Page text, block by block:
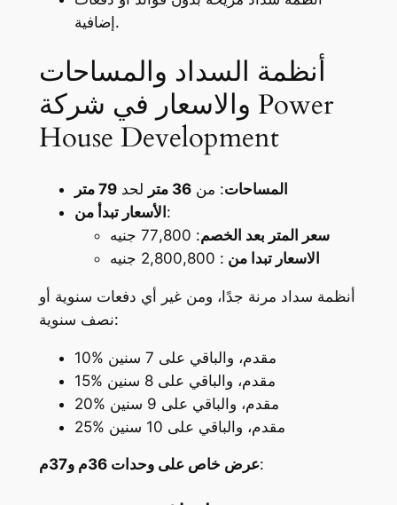
إضافية.
أنظمة السداد والمساحات
والاسعار في شركة Power
House Development
المساحات: من36 متر لحد79 متر
الأسعار تبدأ من:
سعر المتر بعد الخصم: 77,800 جنيه
الاسعار تبدا من : 2,800,800 جنيه
أنظمة سداد مرنة جدًا، ومن غير أي دفعات سنوية أو
نصف سنوية:
10% مقدم، والباقي على 7 سنين
15% مقدم، والباقي على 8 سنين
20% مقدم، والباقي على 9 سنين
25% مقدم، والباقي على 10 سنين
عرض خاص على وحدات 36م و37م: